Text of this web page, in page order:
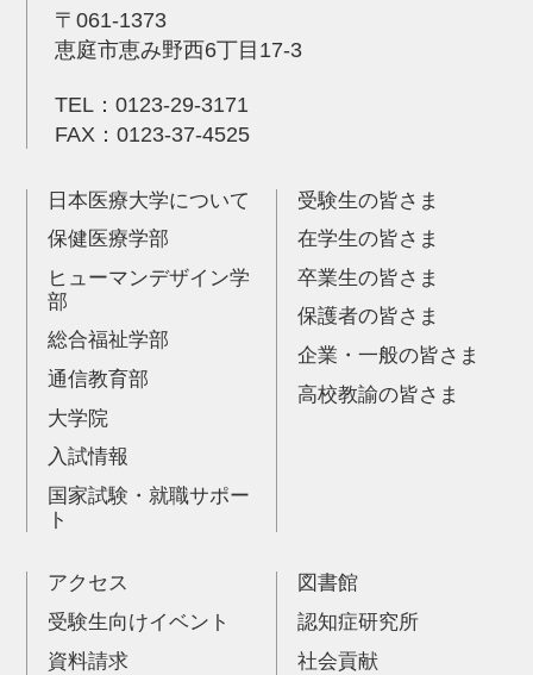
〒061-1373
恵庭市恵み野西6丁目17-3
TEL： 0123-29-3171
FAX：0123-37-4525
日本医療大学について
保健医療学部
ヒューマンデザイン学
部
総合福祉学部
通信教育部
大学院
入試情報
国家試験・就職サポー
ト
受験生の皆さま
在学生の皆さま
卒業生の皆さま
保護者の皆さま
企業・一般の皆さま
高校教諭の皆さま
アクセス
受験生向けイベント
資料請求
図書館
認知症研究所
社会貢献